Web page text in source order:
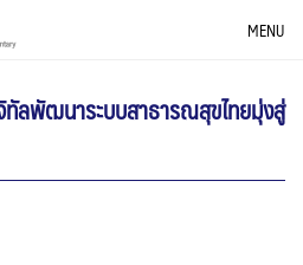
MENU
ทัลพัฒนาระบบสาธารณสุขไทยมุ่งสู่